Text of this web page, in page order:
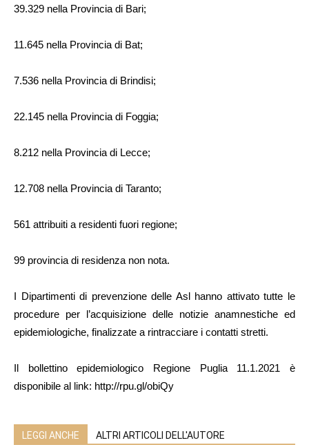
39.329 nella Provincia di Bari;
11.645 nella Provincia di Bat;
7.536 nella Provincia di Brindisi;
22.145 nella Provincia di Foggia;
8.212 nella Provincia di Lecce;
12.708 nella Provincia di Taranto;
561 attribuiti a residenti fuori regione;
99 provincia di residenza non nota.
I Dipartimenti di prevenzione delle Asl hanno attivato tutte le
procedure per l’acquisizione delle notizie anamnestiche ed
epidemiologiche, finalizzate a rintracciare i contatti stretti.
Il bollettino epidemiologico Regione Puglia 11.1.2021 è
disponibile al link: http://rpu.gl/obiQy
LEGGI ANCHE ALTRI ARTICOLI DELL'AUTORE